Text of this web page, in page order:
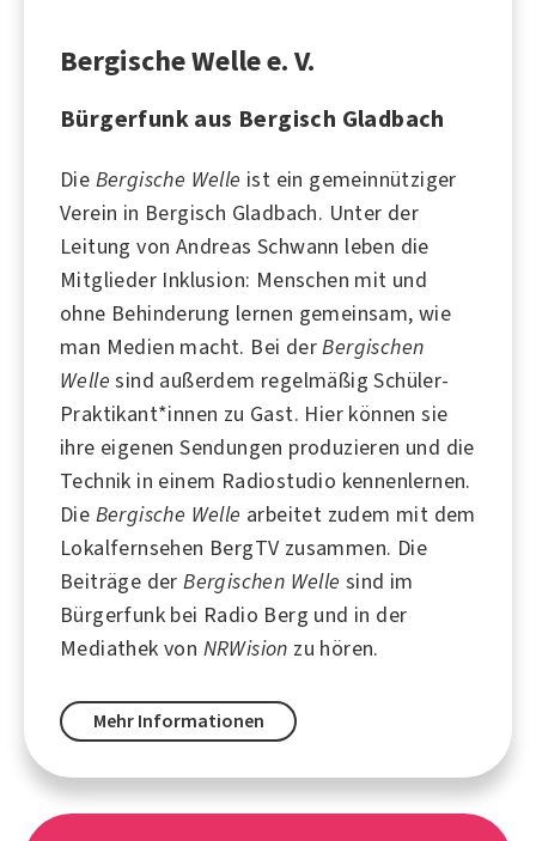
Bergische Welle e. V.
Bürgerfunk aus Bergisch Gladbach
Die Bergische Welle ist ein gemeinnütziger
Verein in Bergisch Gladbach. Unter der
Leitung von Andreas Schwann leben die
Mitglieder Inklusion: Menschen mit und
ohne Behinderung lernen gemeinsam, wie
man Medien macht. Bei derBergischen
Welle sind außerdem regelmäßigSchüler-
Praktikant*innen zu Gast. Hier können sie
ihre eigenen Sendungen produzieren und die
Technik in einem Radiostudio kennenlernen.
Die Bergische Welle arbeitet zudem mit dem
Lokalfernsehen BergTV zusammen. Die
Beiträge derBergischen Welle sind im
Bürgerfunk bei Radio Berg und in der
Mediathek von NRWision zu hören.
Mehr Informationen